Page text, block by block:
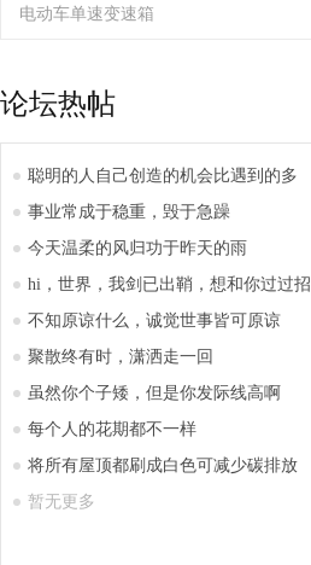
电动车单速变速箱
论坛热帖
聪明的人自己创造的机会比遇到的多
事业常成于稳重，毁于急躁
今天温柔的风归功于昨天的雨
hi，世界，我剑已出鞘，想和你过过招
不知原谅什么，诚觉世事皆可原谅
聚散终有时，潇洒走一回
虽然你个子矮，但是你发际线高啊
每个人的花期都不一样
将所有屋顶都刷成白色可减少碳排放
暂无更多